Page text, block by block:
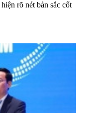
rõ nét bản sắc cốt